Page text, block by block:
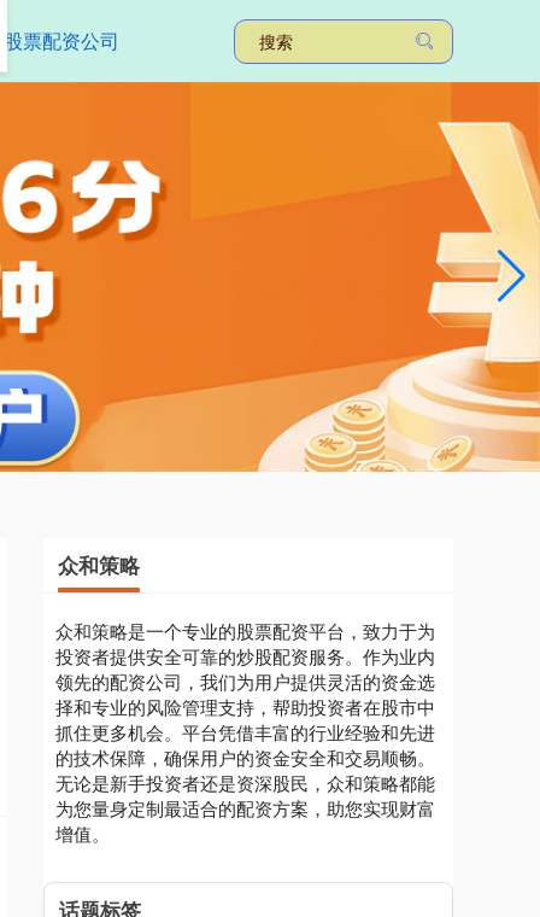
票配资公司
众和策略
众和策略是一个专业的股票配资平台，致力于为
投资者提供安全可靠的炒股配资服务。作为业内
领先的配资公司，我们为用户提供灵活的资金选
择和专业的风险管理支持，帮助投资者在股市中
抓住更多机会。平台凭借丰富的行业经验和先进
的技术保障，确保用户的资金安全和交易顺畅。
无论是新手投资者还是资深股民，众和策略都能
为您量身定制最适合的配资方案，助您实现财富
增值。
话题标签